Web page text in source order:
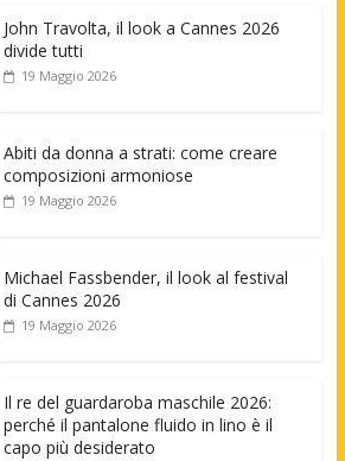
John Travolta, il look a Cannes 2026
divide tutti
19 Maggio 2026
Abiti da donna a strati: come creare
composizioni armoniose
19 Maggio 2026
Michael Fassbender, il look al festival
di Cannes 2026
19 Maggio 2026
Il re del guardaroba maschile 2026:
perché il pantalone fluido in lino è il
capo più desiderato